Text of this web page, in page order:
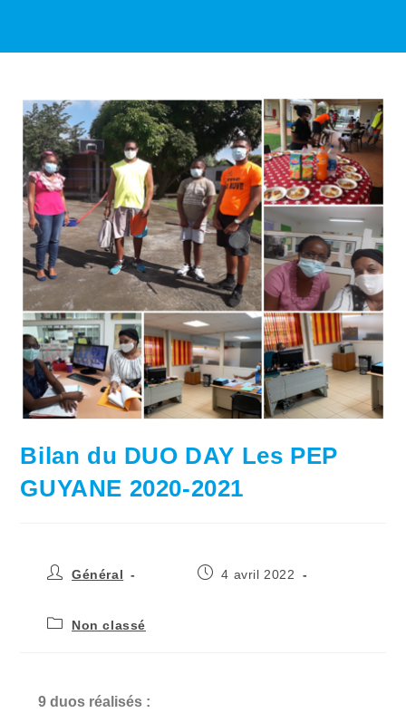
Bilan du DUO DAY Les PEP
GUYANE 2020-2021
Général 4 avril 2022
Non classé
9 duos réalisés :